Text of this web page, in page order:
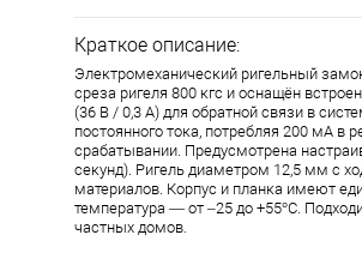
Краткое описание:
Электромеханический ригельный
среза ригеля 800 кгс и оснащён
(36 В / 0,3 А) для обратной связи в
постоянного тока, потребляя 200 мА
срабатывании. Предусмотрена
секунд). Ригель диаметром 12,5 мм с
материалов. Корпус и планка имеют
температура — от –25 до +55°C.
частных домов.